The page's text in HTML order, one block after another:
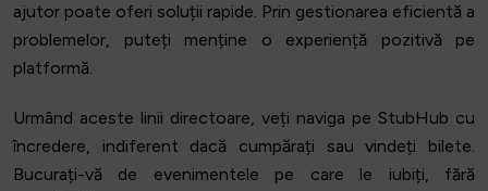
ajutor poate oferi soluții rapide. Prin gestionarea eficientă a
problemelor, puteți menține o experiență pozitivă pe
platformă.
Urmând aceste linii directoare, veți naviga pe StubHub cu
încredere, indiferent dacă cumpărați sau vindeți bilete.
Bucurați-vă de evenimentele pe care le iubiți, fără